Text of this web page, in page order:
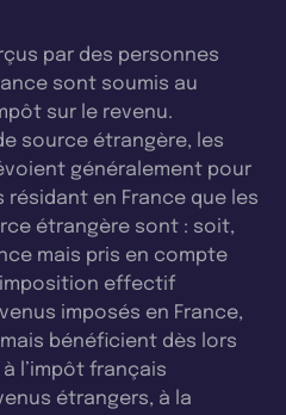
par des personnes
sont soumis au
sur le revenu.
source étrangère, les
généralement pour
résidant en France que les
étrangère sont : soit,
mais pris en compte
effectif
imposés en France,
bénéficient dès lors
l’impôt français
étrangers, à la